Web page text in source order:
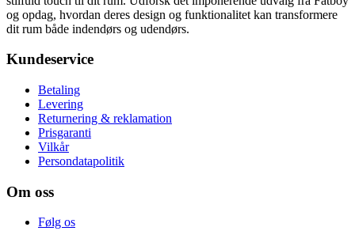
og opdag, hvordan deres design og funktionalitet kan transformere
dit rum både indendørs og udendørs.
Kundeservice
Betaling
Levering
Returnering & reklamation
Prisgaranti
Vilkår
Persondatapolitik
Om oss
Følg os